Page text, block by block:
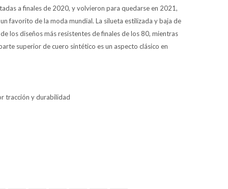
a finales de 2020, y volvieron para quedarse en 2021,
favorito de la moda mundial. La silueta estilizada y baja de
los diseños más resistentes de finales de los 80, mientras
superior de cuero sintético es un aspecto clásico en
tracción y durabilidad